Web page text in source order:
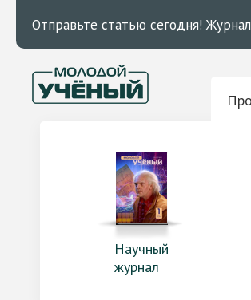
Отправьте статью сегодня!
Научный
журнал